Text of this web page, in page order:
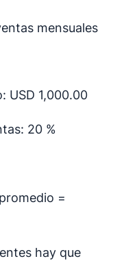
mensuales
USD 1,000.00
20 %
=
hay que